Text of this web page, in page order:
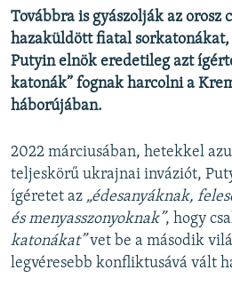
Valamennyi RFE/RL weboldal
Továbbra is gyászolják az orosz
hazaküldött fiatal
Putyin elnök eredetileg azt
katonák” fognak harcolni a
háborújában.
2022 márciusában, hetekkel
teljeskörű ukrajnai inváziót,
ígéretet az „édesanyáknak,
és menyasszonyoknak”, hogy
katonákat”vet be a második
legvéresebb konfliktusává vált